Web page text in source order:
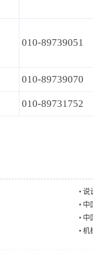
010-89739051
010-89739070
010-89731752
• 说
• 中
• 中
• 机